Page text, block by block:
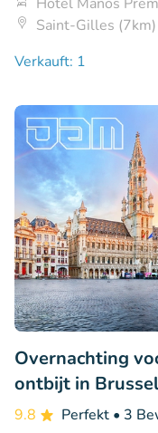
Saint-Gilles (7km)
Verkauft: 1
Overnachting
ontbijt in Brussel
9.8 Perfekt • 3